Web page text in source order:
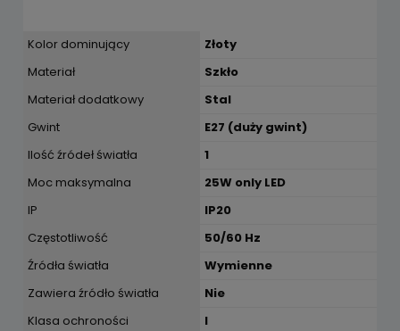
Kolor dominujący
Złoty
Materiał
Szkło
Materiał dodatkowy
Stal
Gwint
E27 (duży gwint)
Ilość źródeł światła
1
Moc maksymalna
25W only LED
IP
IP20
Częstotliwość
50/60 Hz
Źródła światła
Wymienne
Zawiera źródło światła
Nie
Klasa ochroności
I